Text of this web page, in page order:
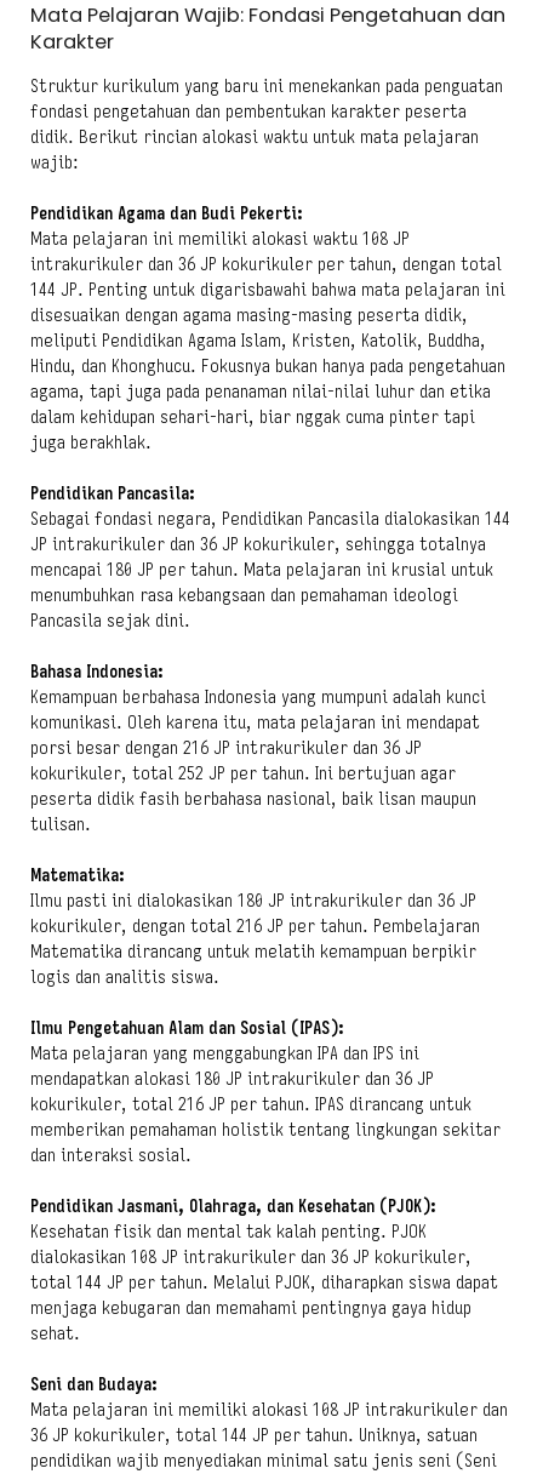
Mata Pelajaran Wajib: Fondasi Pengetahuan dan
Karakter
Struktur kurikulum yang baru ini menekankan pada penguatan
fondasi pengetahuan dan pembentukan karakter peserta
didik. Berikut rincian alokasi waktu untuk mata pelajaran
wajib:
Pendidikan Agama dan Budi Pekerti:
Mata pelajaran ini memiliki alokasi waktu 108 JP
intrakurikuler dan 36 JP kokurikuler per tahun, dengan total
144 JP. Penting untuk digarisbawahi bahwa mata pelajaran ini
disesuaikan dengan agama masing-masing peserta didik,
meliputi Pendidikan Agama Islam, Kristen, Katolik, Buddha,
Hindu, dan Khonghucu. Fokusnya bukan hanya pada pengetahuan
agama, tapi juga pada penanaman nilai-nilai luhur dan etika
dalam kehidupan sehari-hari, biar nggak cuma pinter tapi
juga berakhlak.
Pendidikan Pancasila:
Sebagai fondasi negara, Pendidikan Pancasila dialokasikan 144
JP intrakurikuler dan 36 JP kokurikuler, sehingga totalnya
mencapai 180 JP per tahun. Mata pelajaran ini krusial untuk
menumbuhkan rasa kebangsaan dan pemahaman ideologi
Pancasila sejak dini.
Bahasa Indonesia:
Kemampuan berbahasa Indonesia yang mumpuni adalah kunci
komunikasi. Oleh karena itu, mata pelajaran ini mendapat
porsi besar dengan 216 JP intrakurikuler dan 36 JP
kokurikuler, total 252 JP per tahun. Ini bertujuan agar
peserta didik fasih berbahasa nasional, baik lisan maupun
tulisan.
Matematika:
Ilmu pasti ini dialokasikan 180 JP intrakurikuler dan 36 JP
kokurikuler, dengan total 216 JP per tahun. Pembelajaran
Matematika dirancang untuk melatih kemampuan berpikir
logis dan analitis siswa.
Ilmu Pengetahuan Alam dan Sosial (IPAS):
Mata pelajaran yang menggabungkan IPA dan IPS ini
mendapatkan alokasi 180 JP intrakurikuler dan 36 JP
kokurikuler, total 216 JP per tahun. IPAS dirancang untuk
memberikan pemahaman holistik tentang lingkungan sekitar
dan interaksi sosial.
Pendidikan Jasmani, Olahraga, dan Kesehatan (PJOK):
Kesehatan fisik dan mental tak kalah penting. PJOK
dialokasikan 108 JP intrakurikuler dan 36 JP kokurikuler,
total 144 JP per tahun. Melalui PJOK, diharapkan siswa dapat
menjaga kebugaran dan memahami pentingnya gaya hidup
sehat.
Seni dan Budaya:
Mata pelajaran ini memiliki alokasi 108 JP intrakurikuler dan
36 JP kokurikuler, total 144 JP per tahun. Uniknya, satuan
pendidikan wajib menyediakan minimal satu jenis seni (Seni